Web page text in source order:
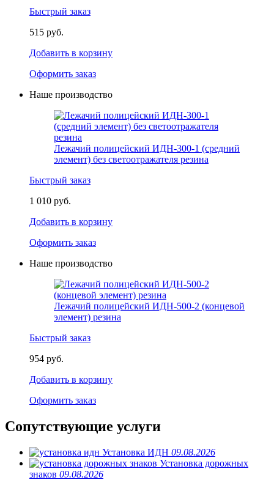
Быстрый заказ
515 руб.
Добавить в корзину
Оформить заказ
Наше производство
Лежачий полицейский ИДН-300-1 (средний
элемент) без светоотражателя резина
Быстрый заказ
1 010 руб.
Добавить в корзину
Оформить заказ
Наше производство
Лежачий полицейский ИДН-500-2 (концевой
элемент) резина
Быстрый заказ
954 руб.
Добавить в корзину
Оформить заказ
Сопутствующие услуги
Установка ИДН 09.08.2026
Установка дорожных
знаков 09.08.2026